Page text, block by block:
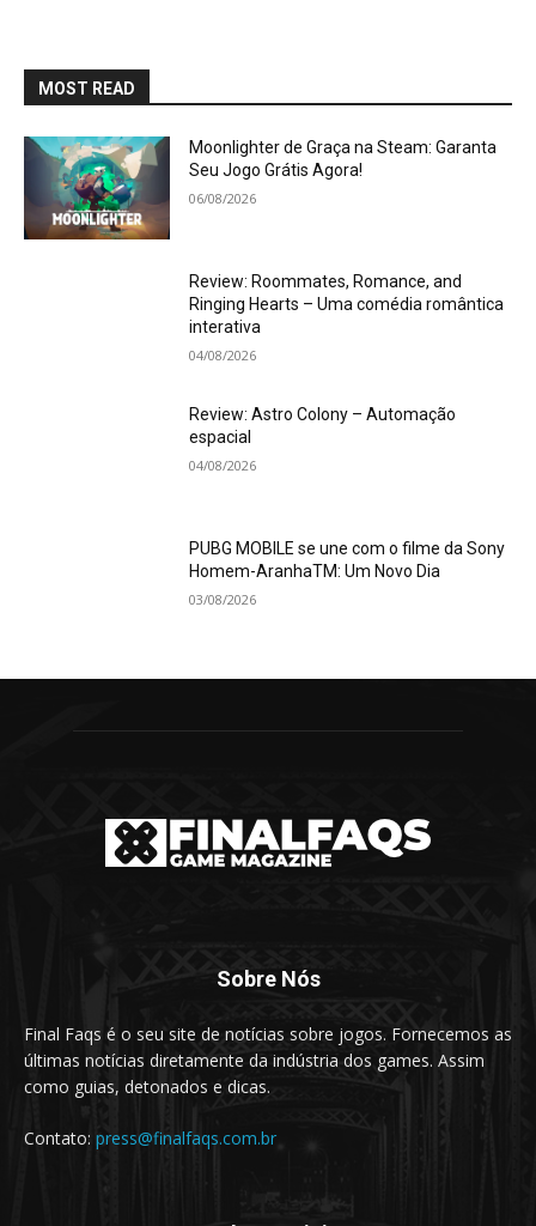
MOST READ
Moonlighter de Graça na Steam: Garanta
Seu Jogo Grátis Agora!
06/08/2026
Review: Roommates, Romance, and
Ringing Hearts – Uma comédia romântica
interativa
04/08/2026
Review: Astro Colony – Automação
espacial
04/08/2026
PUBG MOBILE se une com o filme da Sony
Homem-AranhaTM: Um Novo Dia
03/08/2026
Sobre Nós
Final Faqs é o seu site de notícias sobre jogos. Fornecemos as
últimas notícias diretamente da indústria dos games. Assim
como guias, detonados e dicas.
Contato: press@finalfaqs.com.br